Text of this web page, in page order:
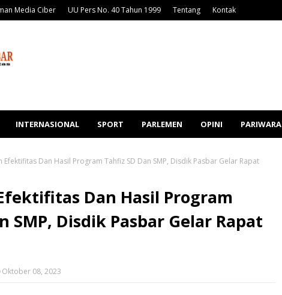
Media Ciber UU Pers No. 40 Tahun 1999 Tentang Kontak
INTERNASIONAL SPORT PARLEMEN OPINI PARIWARA
Efektifitas Dan Hasil Program Tahfiz SD Dan SMP, Disdik Pasbar Gelar Rapat
Dan Hasil Program
SMP, Disdik Pasbar Gelar Rapat
Oktober 08, 2023